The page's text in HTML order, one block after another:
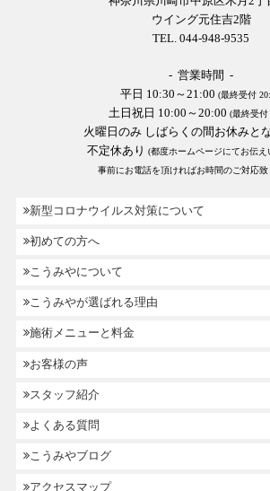
ウイング元住吉2階
TEL. 044-948-9535
- 営業時間 -
平日 10:30～21:00 (最終受付
土日祝日 10:00～20:00 (最終受付
火曜日のみ しばらくの間お休みと
不定休あり (都度ホームページにてお伝え
事前にお電話を頂ければお時間のご対応致
新型コロナウイルス対策について
初めての方へ
こうみやについて
こうみやが選ばれる理由
施術メニューと料金
お客様の声
スタッフ紹介
よくある質問
こうみやブログ
アクセスマップ